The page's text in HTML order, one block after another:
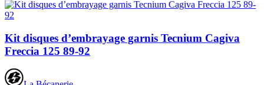
Kit disques d’embrayage garnis Tecnium Cagiva
Freccia 125 89-92